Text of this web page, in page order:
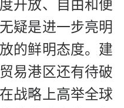
开放、自由和便
疑是进一步亮明
的鲜明态度。建
易港区还有待破
战略上高举全球